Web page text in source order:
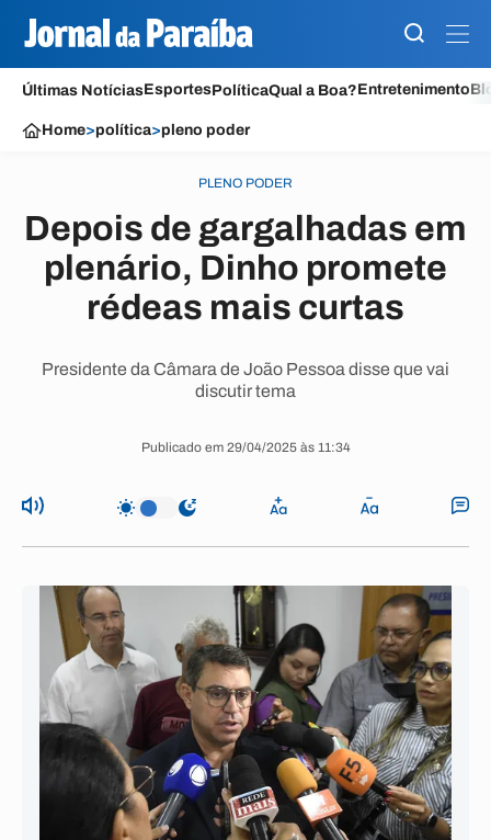
Últimas NotíciasEsportesPolíticaQual a Boa?Entretenimento
Home>política>pleno poder
PLENO PODER
Depois de gargalhadas em
plenário, Dinho promete
rédeas mais curtas
Presidente da Câmara de João Pessoa disse que vai
discutir tema
Publicado em 29/04/2025 às 11:34